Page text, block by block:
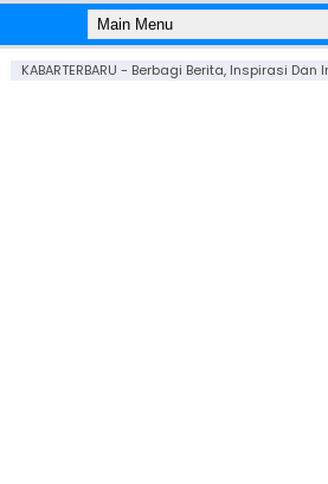
KABARTERBARU - Berbagi Berita, Inspirasi